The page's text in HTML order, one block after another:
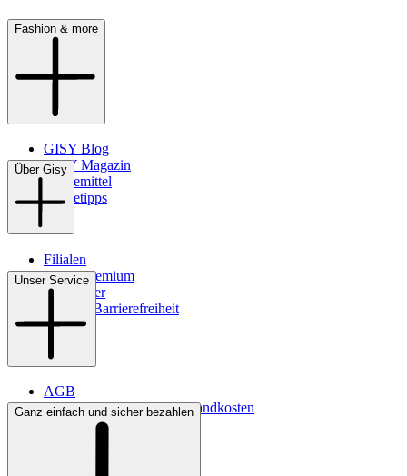
Fashion & more
GISY Blog
GISY Magazin
Pflegemittel
Pflegetipps
Über Gisy
Filialen
WMS-Premium
Newsletter
Digitale Barrierefreiheit
Unser Service
AGB
Lieferbedingungen & Versandkosten
Bezahlung
Ganz einfach und sicher bezahlen